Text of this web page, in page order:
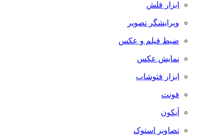
ابزار فلش
ویرایشگر تصویر
ضبط فيلم و عكس
نمایش عکس
ابزار فتوشاپ
فونت
آیکون
تصاویر استوک